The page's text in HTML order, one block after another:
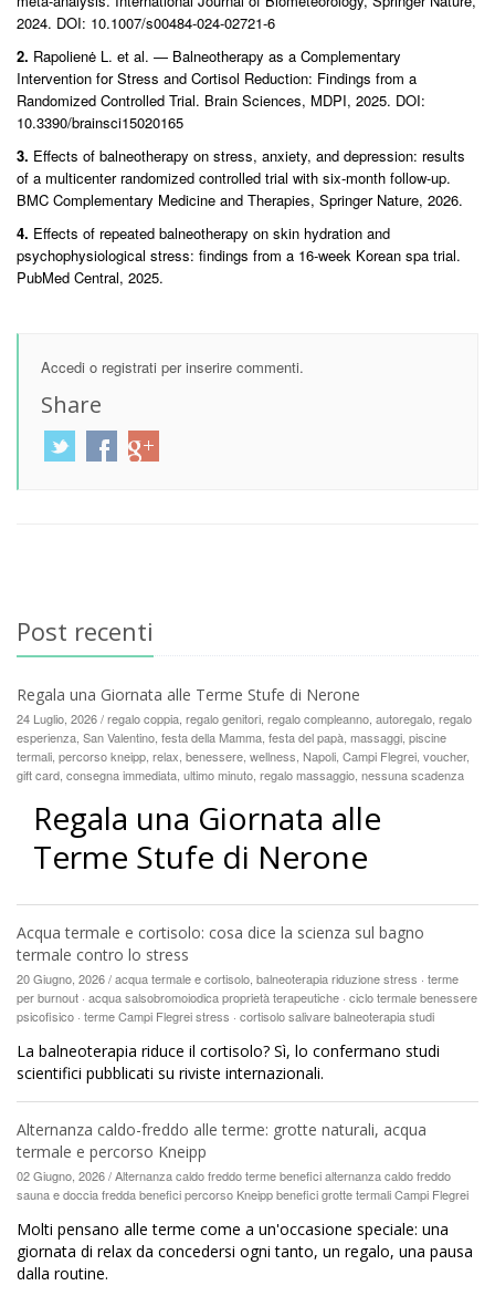
2024. DOI: 10.1007/s00484-024-02721-6
2. Rapolienė L. et al. — Balneotherapy as a Complementary
Intervention for Stress and Cortisol Reduction: Findings from a
Randomized Controlled Trial. Brain Sciences, MDPI, 2025. DOI:
10.3390/brainsci15020165
3. Effects of balneotherapy on stress, anxiety, and depression: results
of a multicenter randomized controlled trial with six-month follow-up.
BMC Complementary Medicine and Therapies, Springer Nature, 2026.
4. Effects of repeated balneotherapy on skin hydration and
psychophysiological stress: findings from a 16-week Korean spa trial.
PubMed Central, 2025.
Accedi o registrati per inserire commenti.
Share
Post recenti
Regala una Giornata alle Terme Stufe di Nerone
24 Luglio, 2026 / regalo coppia, regalo genitori, regalo compleanno, autoregalo, regalo
esperienza, San Valentino, festa della Mamma, festa del papà, massaggi, piscine
termali, percorso kneipp, relax, benessere, wellness, Napoli, Campi Flegrei, voucher,
gift card, consegna immediata, ultimo minuto, regalo massaggio, nessuna scadenza
Regala una Giornata alle
Terme Stufe di Nerone
Acqua termale e cortisolo: cosa dice la scienza sul bagno
termale contro lo stress
20 Giugno, 2026 / acqua termale e cortisolo, balneoterapia riduzione stress · terme
per burnout · acqua salsobromoiodica proprietà terapeutiche · ciclo termale benessere
psicofisico · terme Campi Flegrei stress · cortisolo salivare balneoterapia studi
La balneoterapia riduce il cortisolo? Sì, lo confermano studi
scientifici pubblicati su riviste internazionali.
Alternanza caldo-freddo alle terme: grotte naturali, acqua
termale e percorso Kneipp
02 Giugno, 2026 / Alternanza caldo freddo terme benefici alternanza caldo freddo
sauna e doccia fredda benefici percorso Kneipp benefici grotte termali Campi Flegrei
Molti pensano alle terme come a un'occasione speciale: una
giornata di relax da concedersi ogni tanto, un regalo, una pausa
dalla routine.